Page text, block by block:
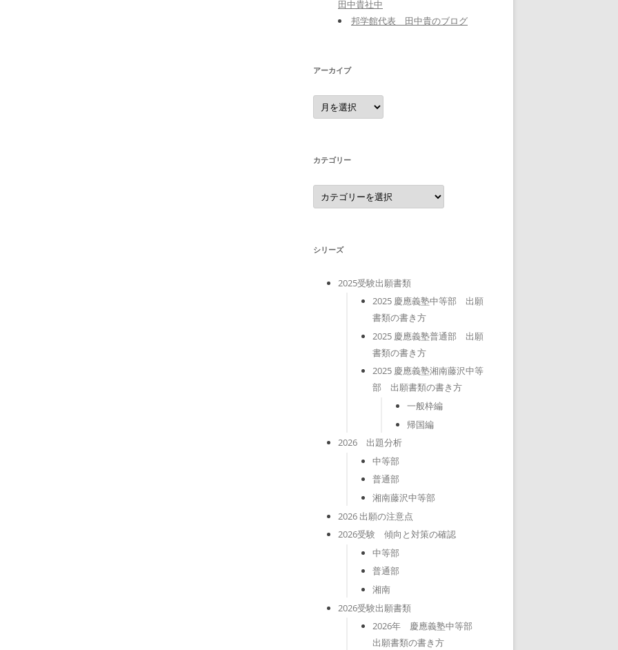
田中貴社中
邦学館代表 田中貴のブログ
アーカイブ
ア
ー
カ
カテゴリー
カ
テ
ゴ
シリーズ
2025受験出願書類
2025 慶應義塾中等部 出願
書類の書き方
2025 慶應義塾普通部 出願
書類の書き方
2025 慶應義塾湘南藤沢中等
部 出願書類の書き方
一般枠編
帰国編
2026 出題分析
中等部
普通部
湘南藤沢中等部
2026 出願の注意点
2026受験 傾向と対策の確認
中等部
普通部
湘南
2026受験出願書類
2026年 慶應義塾中等部
出願書類の書き方